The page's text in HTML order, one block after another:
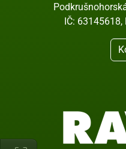
IČ: 63145618,